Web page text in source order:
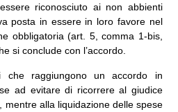
riconosciuto ai non abbienti
posta in essere in loro favore nel
obbligatoria (art. 5, comma 1-bis,
si conclude con l’accordo.
raggiungono un accordo in
ad evitare di ricorrere al giudice
mentre alla liquidazione delle spese